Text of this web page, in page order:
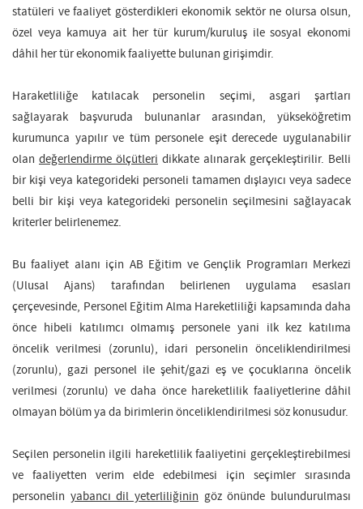
statüleri ve faaliyet gösterdikleri ekonomik sektör ne olursa olsun,
özel veya kamuya ait her tür kurum/kuruluş ile sosyal ekonomi
dâhil her tür ekonomik faaliyette bulunan girişimdir.
Haraketliliğe katılacak personelin seçimi, asgari şartları
sağlayarak başvuruda bulunanlar arasından, yükseköğretim
kurumunca yapılır ve tüm personele eşit derecede uygulanabilir
olan değerlendirme ölçütleri dikkate alınarak gerçekleştirilir. Belli
bir kişi veya kategorideki personeli tamamen dışlayıcı veya sadece
belli bir kişi veya kategorideki personelin seçilmesini sağlayacak
kriterler belirlenemez.
Bu faaliyet alanı için AB Eğitim ve Gençlik Programları Merkezi
(Ulusal Ajans) tarafından belirlenen uygulama esasları
çerçevesinde, Personel Eğitim Alma Hareketliliği kapsamında daha
önce hibeli katılımcı olmamış personele yani ilk kez katılıma
öncelik verilmesi (zorunlu), idari personelin önceliklendirilmesi
(zorunlu), gazi personel ile şehit/gazi eş ve çocuklarına öncelik
verilmesi (zorunlu) ve daha önce hareketlilik faaliyetlerine dâhil
olmayan bölüm ya da birimlerin önceliklendirilmesi söz konusudur.
Seçilen personelin ilgili hareketlilik faaliyetini gerçekleştirebilmesi
ve faaliyetten verim elde edebilmesi için seçimler sırasında
personelin yabancı dil yeterliliğinin göz önünde bulundurulması